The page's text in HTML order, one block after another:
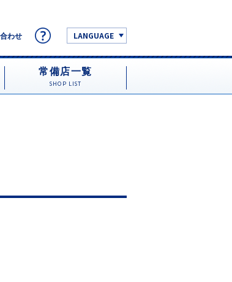
わせ LANGUAGE
常備店一覧
SHOP LIST